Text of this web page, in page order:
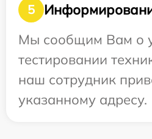
5
Мы сообщим Вам о
тестировании
наш сотрудник
указанному адресу.